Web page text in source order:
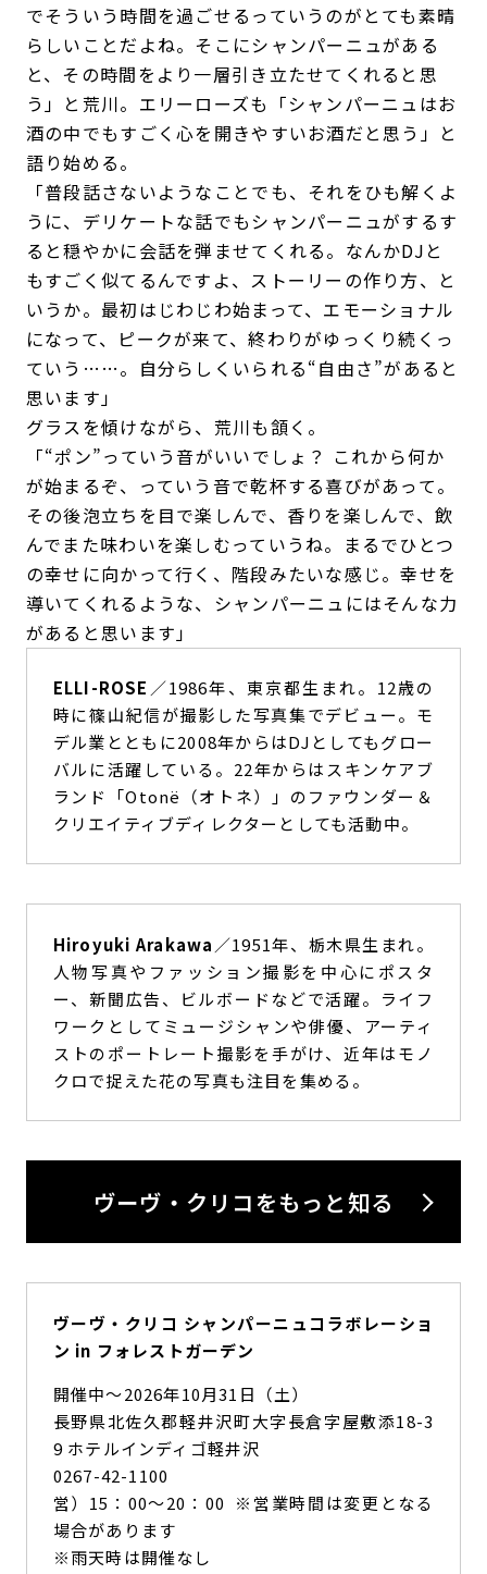
でそういう時間を過ごせるっていうのがとても素晴
らしいことだよね。そこにシャンパーニュがある
と、その時間をより一層引き立たせてくれると思
う」と荒川。エリーローズも「シャンパーニュはお
酒の中でもすごく心を開きやすいお酒だと思う」と
語り始める。
「普段話さないようなことでも、それをひも解くよ
うに、デリケートな話でもシャンパーニュがするす
ると穏やかに会話を弾ませてくれる。なんかDJと
もすごく似てるんですよ、ストーリーの作り方、と
いうか。最初はじわじわ始まって、エモーショナル
になって、ピークが来て、終わりがゆっくり続くっ
ていう……。自分らしくいられる“自由さ”があると
思います」
グラスを傾けながら、荒川も頷く。
「“ポン”っていう音がいいでしょ？ これから何か
が始まるぞ、っていう音で乾杯する喜びがあって。
その後泡立ちを目で楽しんで、香りを楽しんで、飲
んでまた味わいを楽しむっていうね。まるでひとつ
の幸せに向かって行く、階段みたいな感じ。幸せを
導いてくれるような、シャンパーニュにはそんな力
があると思います」
ELLI-ROSE ／1986年、東京都生まれ。12歳の
時に篠山紀信が撮影した写真集でデビュー。モ
デル業とともに2008年からはDJとしてもグロー
バルに活躍している。22年からはスキンケアブ
ランド「Otonë（オトネ）」のファウンダー＆
クリエイティブディレクターとしても活動中。
Hiroyuki Arakawa ／1951年、栃木県生まれ。
人物写真やファッション撮影を中心にポスタ
ー、新聞広告、ビルボードなどで活躍。ライフ
ワークとしてミュージシャンや俳優、アーティ
ストのポートレート撮影を手がけ、近年はモノ
クロで捉えた花の写真も注目を集める。
ヴーヴ・クリコをもっと知る
ヴーヴ・クリコ シャンパーニュコラボレーショ
ン in フォレストガーデン
開催中〜2026年10月31日（土）
長野県北佐久郡軽井沢町大字長倉字屋敷添18-3
9 ホテルインディゴ軽井沢
0267-42-1100
営）15：00～20：00 ※営業時間は変更となる
場合があります
※雨天時は開催なし